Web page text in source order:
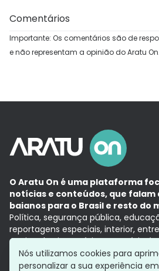
Comentários
Importante: Os comentários são de
e não representam a opinião do Aratu On.
O Aratu On é uma plataforma
notícias e conteúdos, que falam
baianos para o Brasil e resto do
Política, segurança pública,
reportagens especiais, interior,
Aqui, tudo vira notícia e a notícia é
com a credibilidade do Grupo
Grupo Aratu
Política de
Nós utilizamos cookies para
personalizar a sua experiência em